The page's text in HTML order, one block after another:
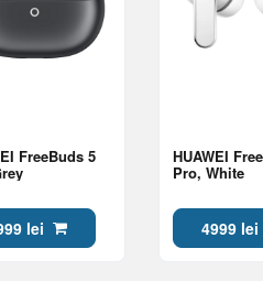
FreeBuds 5
lei
HUAWEI
Pro, White
4999 lei